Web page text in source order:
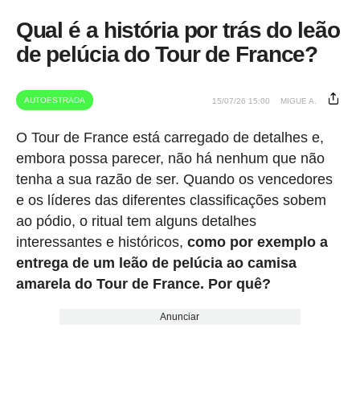
Qual é a história por trás do leão
de pelúcia do Tour de France?
AUTOESTRADA 15/07/26 15:00 MIGUE A.
O Tour de France está carregado de detalhes e,
embora possa parecer, não há nenhum que não
tenha a sua razão de ser. Quando os vencedores
e os líderes das diferentes classificações sobem
ao pódio, o ritual tem alguns detalhes
interessantes e históricos, como por exemplo a
entrega de um leão de pelúcia ao camisa
amarela do Tour de France. Por quê?
Anunciar